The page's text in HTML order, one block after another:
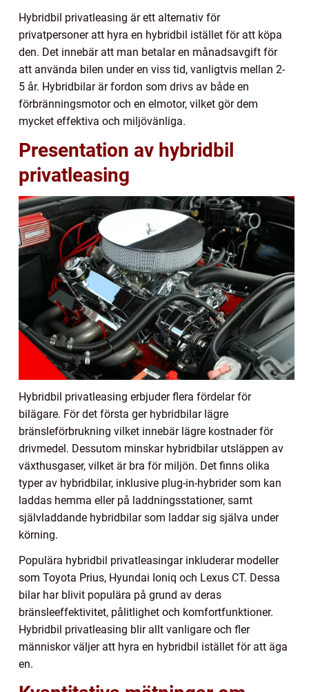
Hybridbil privatleasing är ett alternativ för
privatpersoner att hyra en hybridbil istället för att köpa
den. Det innebär att man betalar en månadsavgift för
att använda bilen under en viss tid, vanligtvis mellan 2-
5 år. Hybridbilar är fordon som drivs av både en
förbränningsmotor och en elmotor, vilket gör dem
mycket effektiva och miljövänliga.
Presentation av hybridbil
privatleasing
Hybridbil privatleasing erbjuder flera fördelar för
bilägare. För det första ger hybridbilar lägre
bränsleförbrukning vilket innebär lägre kostnader för
drivmedel. Dessutom minskar hybridbilar utsläppen av
växthusgaser, vilket är bra för miljön. Det finns olika
typer av hybridbilar, inklusive plug-in-hybrider som kan
laddas hemma eller på laddningsstationer, samt
självladdande hybridbilar som laddar sig själva under
körning.
Populära hybridbil privatleasingar inkluderar modeller
som Toyota Prius, Hyundai Ioniq och Lexus CT. Dessa
bilar har blivit populära på grund av deras
bränsleeffektivitet, pålitlighet och komfortfunktioner.
Hybridbil privatleasing blir allt vanligare och fler
människor väljer att hyra en hybridbil istället för att äga
en.